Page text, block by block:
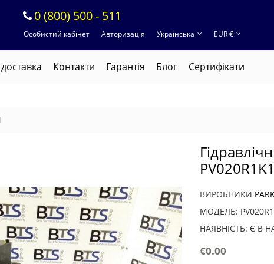
0 (800) 500 - 511
Особистий кабінет Авторизація Українська EUR €
Контакти Гарантія Блог Cертифікати
ВИРОБНИКИ
МОДЕЛЬ:
НАЯВНІСТЬ: Є В
€0.00